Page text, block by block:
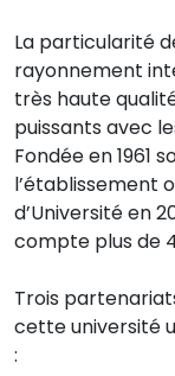
La particularité
rayonnement
très haute
puissants avec
Fondée en 1961
l’établissement
d’Université en
compte plus de
Trois
cette université
: